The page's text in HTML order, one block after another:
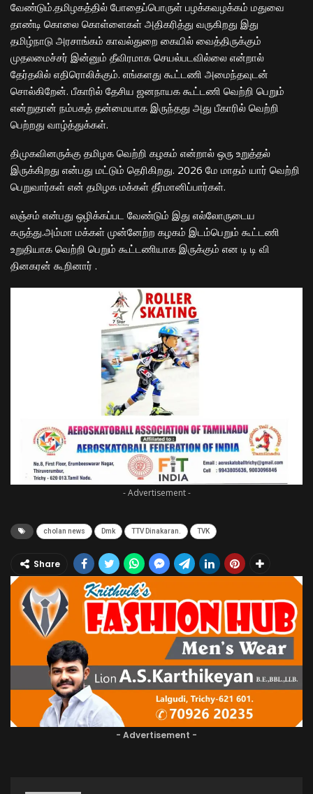
வேண்டும்.தமிழகத்தில் போதைப்பொருள் பழக்கவழக்கம் மதுவை
தாண்டி கொலை கொள்ளைகள் அதிகரித்து வருகிறது இது
தமிழ்நாடு அரசாங்கம் காவல்துறை கையில் வைத்திருக்கும்
முதலமைச்சர் இன்னும் தீவிரமாக செயல்படவில்லை என்றால்
தேர்தலில் எதிரொலிக்கும். எங்களது கூட்டணி அமைந்தவுடன்
சொல்கிறேன். பீகாரில் தேசிய ஜனநாயக கூட்டணி வெற்றி பெறும்
என்றுதான் நம்பகத் தன்மையாக இருந்தது அது பீகாரில் வெற்றி
பெற்றது வாழ்த்துக்கள்.
திமுகவினருக்கு தமிழக வெற்றி கழகம் என்றால் ஒரு உறுத்தல்
இருக்கிறது என்பது மட்டும் தெரிகிறது. 2026 மே மாதம் யார் வெற்றி
பெறுவார்கள் என் தமிழக மக்கள் தீர்மானிப்பார்கள்.
லஞ்சம் என்பது ஒழிக்கப்பட வேண்டும் இது எல்லோருடைய
கருத்து.அம்மா மக்கள் முன்னேற்ற கழகம் இடம்பெறும் கூட்டணி
உறுதியாக வெற்றி பெறும் கூட்டணியாக இருக்கும் என டி டி வி
தினகரன் கூறினார் .
- Advertisement -
cholan news Dmk TTV Dinakaran. TVK
Share
- Advertisement -